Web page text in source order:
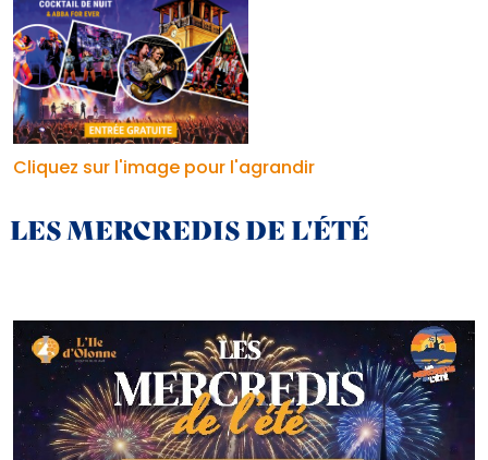
Cliquez sur l'image pour l'agrandir
LES MERCREDIS DE L'ÉTÉ